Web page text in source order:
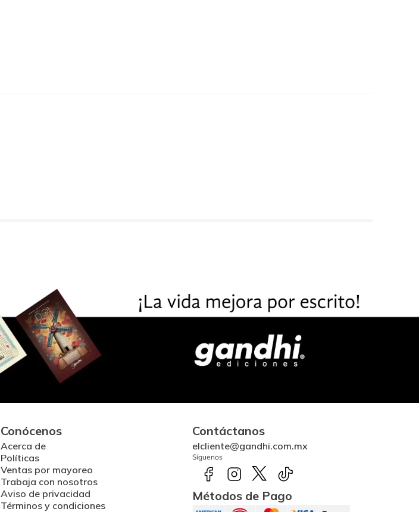
Conócenos
Acerca de
Políticas
Ventas por mayoreo
Trabaja con nosotros
Aviso de privacidad
Términos y condiciones
Contáctanos
elcliente@gandhi.com.mx
Síguenos
Métodos de Pago